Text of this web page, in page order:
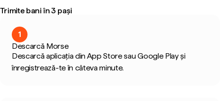
Trimite bani în 3 pași
1
Descarcă Morse
Descarcă aplicația din App Store sau Google Play și
înregistrează-te în câteva minute.